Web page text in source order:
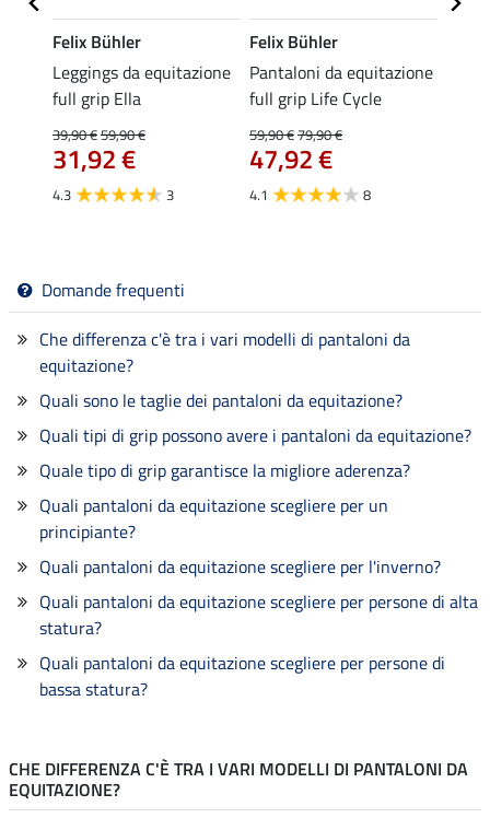
Felix Bühler
Leggings da equitazione
full grip Ella
39,90 €59,90 €
31,92 €
4.3 3
Felix Bühler
Pantaloni da equitazione
full grip Life Cycle
59,90 €79,90 €
47,92 €
4.1 8
Domande frequenti
Che differenza c'è tra i vari modelli di pantaloni da
equitazione?
Quali sono le taglie dei pantaloni da equitazione?
Quali tipi di grip possono avere i pantaloni da equitazione?
Quale tipo di grip garantisce la migliore aderenza?
Quali pantaloni da equitazione scegliere per un
principiante?
Quali pantaloni da equitazione scegliere per l'inverno?
Quali pantaloni da equitazione scegliere per persone di alta
statura?
Quali pantaloni da equitazione scegliere per persone di
bassa statura?
CHE DIFFERENZA C'È TRA I VARI MODELLI DI PANTALONI DA
EQUITAZIONE?